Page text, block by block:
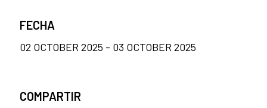
FECHA
02 OCTOBER 2025 - 03 OCTOBER 2025
COMPARTIR